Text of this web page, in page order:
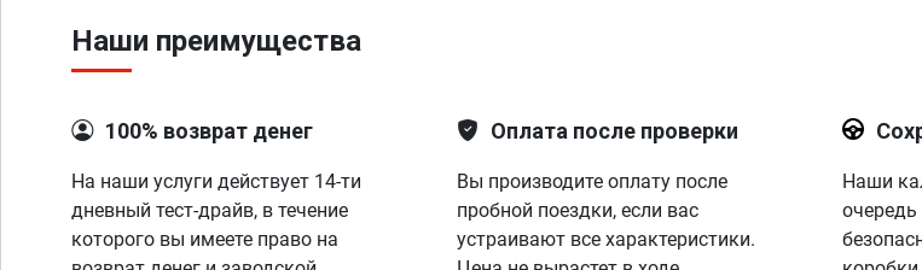
Наши преимущества
100% возврат денег
На наши услуги действует 14-ти
дневный тест-драйв, в течение
которого вы имеете право на
Оплата после проверки
Вы производите оплату после
пробной поездки, если вас
устраивают все характеристики.
Наши